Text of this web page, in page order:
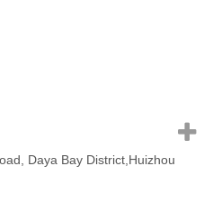
Daya Bay District,Huizhou